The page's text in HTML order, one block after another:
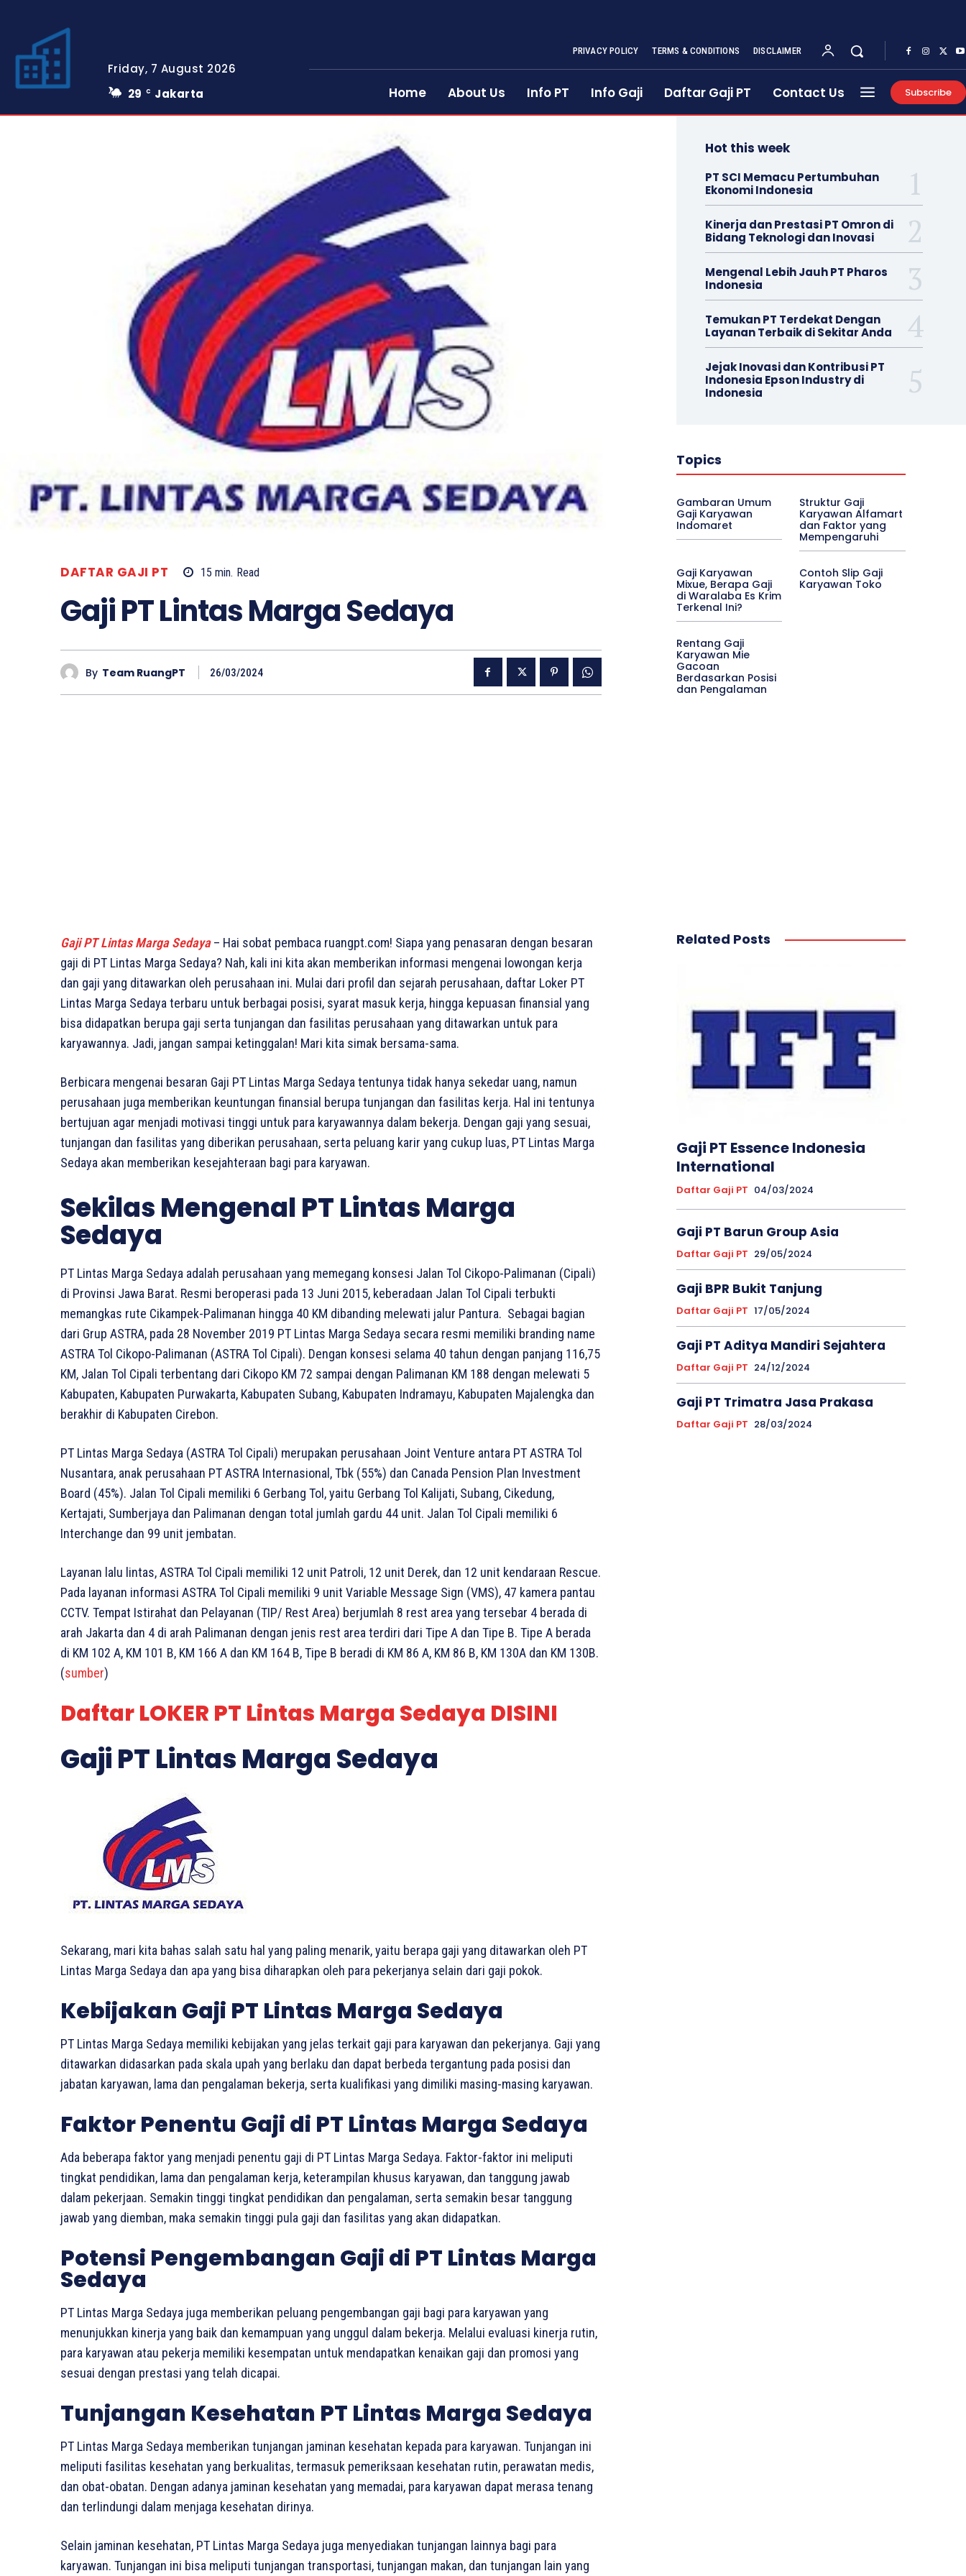
Friday, 7 August 2026
29
C Jakarta
PRIVACY POLICY TERMS & CONDITIONS DISCLAIMER
Home About Us Info PT Info Gaji Daftar Gaji PT Contact Us Subscribe
DAFTAR GAJI PT 15 min. Read
Gaji PT Lintas Marga Sedaya
By Team RuangPT 26/03/2024
Gaji PT Lintas Marga Sedaya– Hai sobat pembaca ruangpt.com! Siapa yang penasaran dengan besaran
gaji di PT Lintas Marga Sedaya? Nah, kali ini kita akan memberikan informasi mengenai lowongan kerja
dan gaji yang ditawarkan oleh perusahaan ini. Mulai dari profil dan sejarah perusahaan, daftar Loker PT
Lintas Marga Sedaya terbaru untuk berbagai posisi, syarat masuk kerja, hingga kepuasan finansial yang
bisa didapatkan berupa gaji serta tunjangan dan fasilitas perusahaan yang ditawarkan untuk para
karyawannya. Jadi, jangan sampai ketinggalan! Mari kita simak bersama-sama.
Berbicara mengenai besaran Gaji PT Lintas Marga Sedaya tentunya tidak hanya sekedar uang, namun
perusahaan juga memberikan keuntungan finansial berupa tunjangan dan fasilitas kerja. Hal ini tentunya
bertujuan agar menjadi motivasi tinggi untuk para karyawannya dalam bekerja. Dengan gaji yang sesuai,
tunjangan dan fasilitas yang diberikan perusahaan, serta peluang karir yang cukup luas, PT Lintas Marga
Sedaya akan memberikan kesejahteraan bagi para karyawan.
Sekilas Mengenal PT Lintas Marga
Sedaya
PT Lintas Marga Sedaya adalah perusahaan yang memegang konsesi Jalan Tol Cikopo-Palimanan (Cipali)
di Provinsi Jawa Barat. Resmi beroperasi pada 13 Juni 2015, keberadaan Jalan Tol Cipali terbukti
memangkas rute Cikampek-Palimanan hingga 40 KM dibanding melewati jalur Pantura. Sebagai bagian
dari Grup ASTRA, pada 28 November 2019 PT Lintas Marga Sedaya secara resmi memiliki branding name
ASTRA Tol Cikopo-Palimanan (ASTRA Tol Cipali). Dengan konsesi selama 40 tahun dengan panjang 116,75
KM, Jalan Tol Cipali terbentang dari Cikopo KM 72 sampai dengan Palimanan KM 188 dengan melewati 5
Kabupaten, Kabupaten Purwakarta, Kabupaten Subang, Kabupaten Indramayu, Kabupaten Majalengka dan
berakhir di Kabupaten Cirebon.
PT Lintas Marga Sedaya (ASTRA Tol Cipali) merupakan perusahaan Joint Venture antara PT ASTRA Tol
Nusantara, anak perusahaan PT ASTRA Internasional, Tbk (55%) dan Canada Pension Plan Investment
Board (45%). Jalan Tol Cipali memiliki 6 Gerbang Tol, yaitu Gerbang Tol Kalijati, Subang, Cikedung,
Kertajati, Sumberjaya dan Palimanan dengan total jumlah gardu 44 unit. Jalan Tol Cipali memiliki 6
Interchange dan 99 unit jembatan.
Layanan lalu lintas, ASTRA Tol Cipali memiliki 12 unit Patroli, 12 unit Derek, dan 12 unit kendaraan Rescue.
Pada layanan informasi ASTRA Tol Cipali memiliki 9 unit Variable Message Sign (VMS), 47 kamera pantau
CCTV. Tempat Istirahat dan Pelayanan (TIP/ Rest Area) berjumlah 8 rest area yang tersebar 4 berada di
arah Jakarta dan 4 di arah Palimanan dengan jenis rest area terdiri dari Tipe A dan Tipe B. Tipe A berada
di KM 102 A, KM 101 B, KM 166 A dan KM 164 B, Tipe B beradi di KM 86 A, KM 86 B, KM 130A dan KM 130B.
(sumber)
Daftar LOKER PT Lintas Marga Sedaya DISINI
Gaji PT Lintas Marga Sedaya
Sekarang, mari kita bahas salah satu hal yang paling menarik, yaitu berapa gaji yang ditawarkan oleh PT
Lintas Marga Sedaya dan apa yang bisa diharapkan oleh para pekerjanya selain dari gaji pokok.
Kebijakan Gaji PT Lintas Marga Sedaya
PT Lintas Marga Sedaya memiliki kebijakan yang jelas terkait gaji para karyawan dan pekerjanya. Gaji yang
ditawarkan didasarkan pada skala upah yang berlaku dan dapat berbeda tergantung pada posisi dan
jabatan karyawan, lama dan pengalaman bekerja, serta kualifikasi yang dimiliki masing-masing karyawan.
Faktor Penentu Gaji di PT Lintas Marga Sedaya
Ada beberapa faktor yang menjadi penentu gaji di PT Lintas Marga Sedaya. Faktor-faktor ini meliputi
tingkat pendidikan, lama dan pengalaman kerja, keterampilan khusus karyawan, dan tanggung jawab
dalam pekerjaan. Semakin tinggi tingkat pendidikan dan pengalaman, serta semakin besar tanggung
jawab yang diemban, maka semakin tinggi pula gaji dan fasilitas yang akan didapatkan.
Potensi Pengembangan Gaji di PT Lintas Marga
Sedaya
PT Lintas Marga Sedaya juga memberikan peluang pengembangan gaji bagi para karyawan yang
menunjukkan kinerja yang baik dan kemampuan yang unggul dalam bekerja. Melalui evaluasi kinerja rutin,
para karyawan atau pekerja memiliki kesempatan untuk mendapatkan kenaikan gaji dan promosi yang
sesuai dengan prestasi yang telah dicapai.
Tunjangan Kesehatan PT Lintas Marga Sedaya
PT Lintas Marga Sedaya memberikan tunjangan jaminan kesehatan kepada para karyawan. Tunjangan ini
meliputi fasilitas kesehatan yang berkualitas, termasuk pemeriksaan kesehatan rutin, perawatan medis,
dan obat-obatan. Dengan adanya jaminan kesehatan yang memadai, para karyawan dapat merasa tenang
dan terlindungi dalam menjaga kesehatan dirinya.
Selain jaminan kesehatan, PT Lintas Marga Sedaya juga menyediakan tunjangan lainnya bagi para
karyawan. Tunjangan ini bisa meliputi tunjangan transportasi, tunjangan makan, dan tunjangan lain yang
Hot this week
PT SCI Memacu Pertumbuhan
Ekonomi Indonesia
Kinerja dan Prestasi PT Omron di
Bidang Teknologi dan Inovasi
Mengenal Lebih Jauh PT Pharos
Indonesia
Temukan PT Terdekat Dengan
Layanan Terbaik di Sekitar Anda
Jejak Inovasi dan Kontribusi PT
Indonesia Epson Industry di
Indonesia
Topics
Gambaran Umum
Gaji Karyawan
Indomaret
Struktur Gaji
Karyawan Alfamart
dan Faktor yang
Mempengaruhi
Gaji Karyawan
Mixue, Berapa Gaji
di Waralaba Es Krim
Terkenal Ini?
Contoh Slip Gaji
Karyawan Toko
Rentang Gaji
Karyawan Mie
Gacoan
Berdasarkan Posisi
dan Pengalaman
Related Posts
Gaji PT Essence Indonesia
International
Daftar Gaji PT 04/03/2024
Gaji PT Barun Group Asia
Daftar Gaji PT 29/05/2024
Gaji BPR Bukit Tanjung
Daftar Gaji PT 17/05/2024
Gaji PT Aditya Mandiri Sejahtera
Daftar Gaji PT 24/12/2024
Gaji PT Trimatra Jasa Prakasa
Daftar Gaji PT 28/03/2024